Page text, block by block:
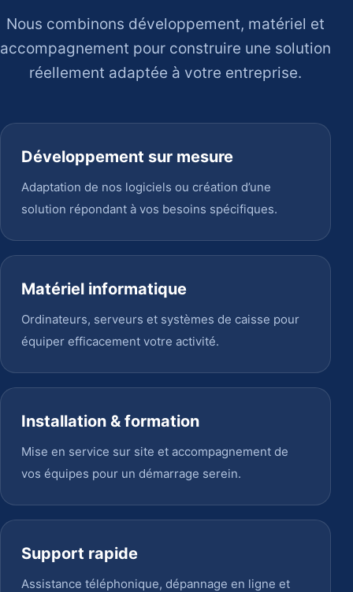
Nous combinons développement, matériel et
accompagnement pour construire une solution
réellement adaptée à votre entreprise.
Développement sur mesure
Adaptation de nos logiciels ou création d’une
solution répondant à vos besoins spécifiques.
Matériel informatique
Ordinateurs, serveurs et systèmes de caisse pour
équiper efficacement votre activité.
Installation & formation
Mise en service sur site et accompagnement de
vos équipes pour un démarrage serein.
Support rapide
Assistance téléphonique, dépannage en ligne et